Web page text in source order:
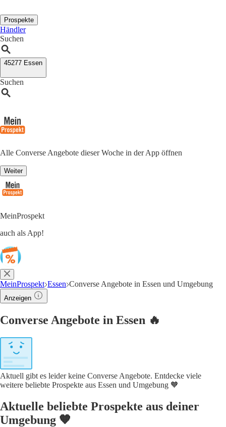
Prospekte
Händler
Suchen
45277 Essen
Suchen
Alle Converse Angebote dieser Woche in der App öffnen
Weiter
MeinProspekt
auch als App!
MeinProspekt Essen Converse Angebote in Essen und Umgebung
Anzeigen
Converse Angebote in Essen 🔥
Aktuell gibt es leider keine Converse Angebote. Entdecke viele
weitere beliebte Prospekte aus Essen und Umgebung 🧡
Aktuelle beliebte Prospekte aus deiner
Umgebung 🧡